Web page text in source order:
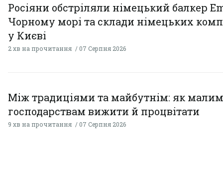
Росіяни обстріляли німецький балкер
Чорному морі та склади німецьких
у Києві
2 хв на прочитання 07 Серпня 2026
Між традиціями та майбутнім: як малим
господарствам вижити й процвітати
9 хв на прочитання 07 Серпня 2026